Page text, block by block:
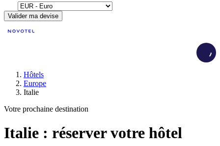
Valider ma devise
Hôtels
Europe
Italie
Votre prochaine destination
Italie : réserver votre hôtel